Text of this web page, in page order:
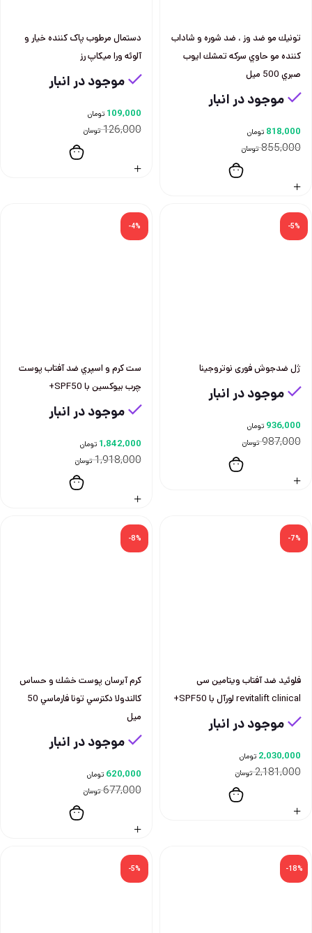
تونيك مو ضد وز ، ضد شوره و شاداب
كننده مو حاوي سركه تمشك ايوب
صبري 500 ميل
موجود در انبار
855,000 تومان
818,000 تومان
دستمال مرطوب پاک کننده خیار و
آلوئه ورا میکاپ رز
موجود در انبار
126,000 تومان
109,000 تومان
-5%
ژل ضدجوش فوری نوتروجینا
موجود در انبار
987,000 تومان
936,000 تومان
-4%
ست كرم و اسپري ضد آفتاب پوست
چرب بيوكسين با SPF50+
موجود در انبار
1,918,000 تومان
1,842,000 تومان
-7%
فلوئيد ضد آفتاب ويتامين سی
revitalift clinical لورآل با SPF50+
موجود در انبار
2,181,000 تومان
2,030,000 تومان
-8%
كرم آبرسان پوست خشك و حساس
كالندولا دكترسي تونا فارماسي 50
ميل
موجود در انبار
677,000 تومان
620,000 تومان
-18%
-5%